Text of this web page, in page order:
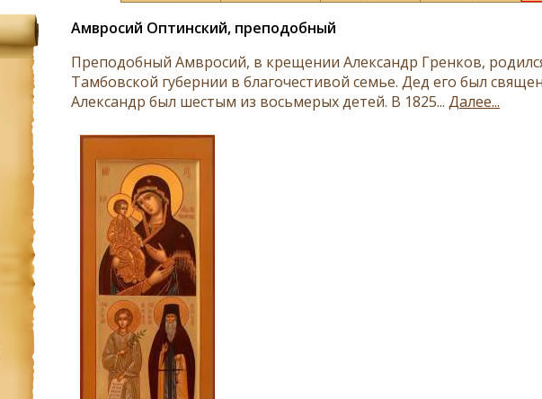
Амвросий Оптинский, преподобный
Преподобный Амвросий, в крещении Александр Гренков,
Тамбовской губернии в благочестивой семье. Дед его был
Александр был шестым из восьмерых детей. В 1825... Далее...